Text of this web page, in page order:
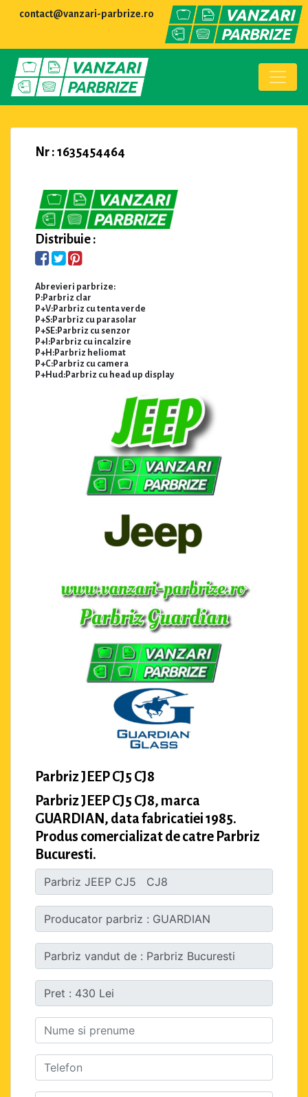
contact@vanzari-parbrize.ro
Nr : 1635454464
Distribuie :
Abrevieri parbrize:
P:Parbriz clar
P+V:Parbriz cu tenta verde
P+S:Parbriz cu parasolar
P+SE:Parbriz cu senzor
P+I:Parbriz cu incalzire
P+H:Parbriz heliomat
P+C:Parbriz cu camera
P+Hud:Parbriz cu head up display
Parbriz JEEP CJ5 CJ8
Parbriz JEEP CJ5 CJ8, marca
GUARDIAN, data fabricatiei 1985.
Produs comercializat de catre Parbriz
Bucuresti.